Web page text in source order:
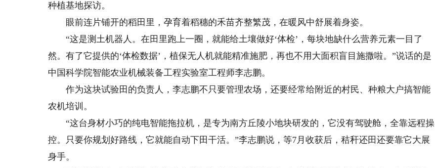
种植基地探访。
眼前连片铺开的稻田里，孕育着稻穗的禾苗齐整繁茂，在暖风中舒展着身姿。
“这是测土机器人。在田里跑上一圈，就能给土壤做好‘体检’，每块地缺什么营养元素一目了
然。有了它提供的‘体检数据’，植保无人机就能精准施肥，再也不用大面积盲目施撒啦。”说话的是
中国科学院智能农业机械装备工程实验室工程师李志鹏。
作为这块试验田的负责人，李志鹏不只要管理农场，还要经常给附近的村民、种粮大户搞智能
农机培训。
“这台身材小巧的纯电智能拖拉机，是专为南方丘陵小地块研发的，它没有驾驶舱，全靠远程操
控。只要你规划好路线，它就能自动下田干活。”李志鹏说，等7月收获后，秸秆还田还要靠它大展
身手。